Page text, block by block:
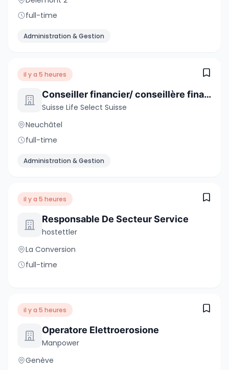
full-time
Administration & Gestion
il y a 5 heures
Conseiller financier/ conseillère financière venant d’un autre métier (f/h/d)
Suisse Life Select Suisse
Neuchâtel
full-time
Administration & Gestion
il y a 5 heures
Responsable De Secteur Service
hostettler
La Conversion
full-time
il y a 5 heures
Operatore Elettroerosione
Manpower
Genève